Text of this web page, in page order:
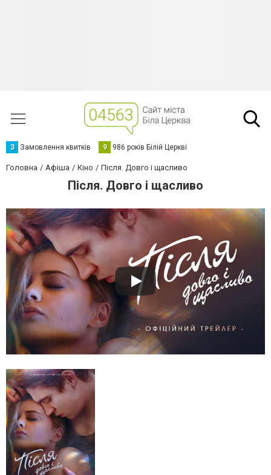
З Замовлення квитків 9 986 років Білій Церкві
Головна Афіша Кіно Після. Довго і щасливо
Після. Довго і щасливо